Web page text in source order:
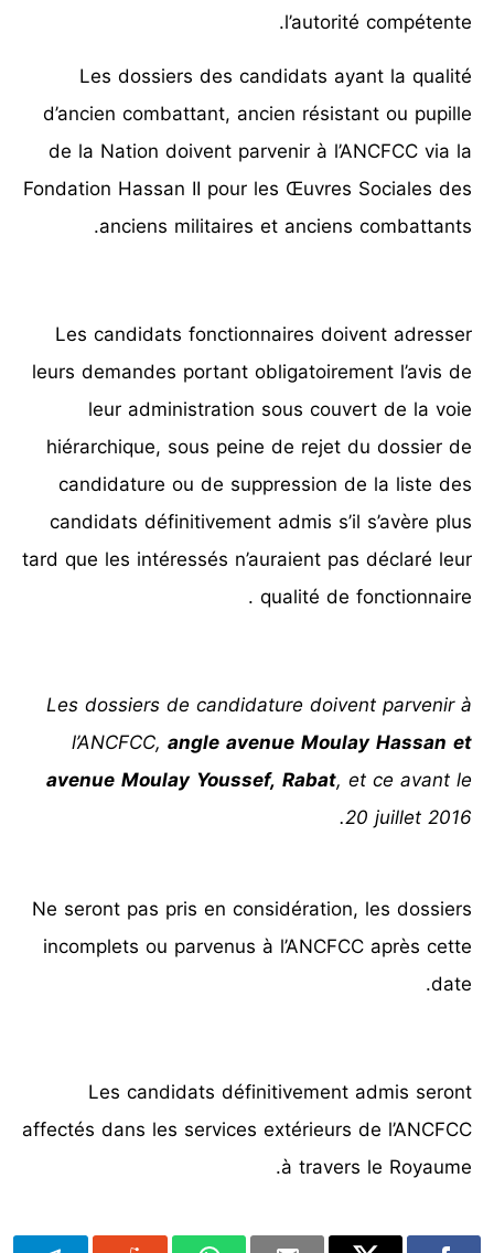
l’autorité compétente.
Les dossiers des candidats ayant la qualité
d’ancien combattant, ancien résistant ou pupille
de la Nation doivent parvenir à l’ANCFCC via la
Fondation Hassan II pour les Œuvres Sociales des
anciens militaires et anciens combattants.
Les candidats fonctionnaires doivent adresser
leurs demandes portant obligatoirement l’avis de
leur administration sous couvert de la voie
hiérarchique, sous peine de rejet du dossier de
candidature ou de suppression de la liste des
candidats définitivement admis s’il s’avère plus
tard que les intéressés n’auraient pas déclaré leur
qualité de fonctionnaire.
Les dossiers de candidature doivent parvenir à
l’ANCFCC, angle avenue Moulay Hassan et
avenue Moulay Youssef, Rabat, et ce avant le
20 juillet 2016.
Ne seront pas pris en considération, les dossiers
incomplets ou parvenus à l’ANCFCC après cette
date.
Les candidats définitivement admis seront
affectés dans les services extérieurs de l’ANCFCC
à travers le Royaume.